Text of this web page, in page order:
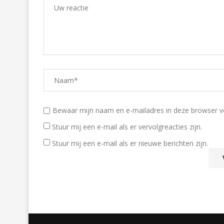
Bewaar mijn naam en e-mailadres in deze browser
Stuur mij een e-mail als er vervolgreacties zijn.
Stuur mij een e-mail als er nieuwe berichten zijn.